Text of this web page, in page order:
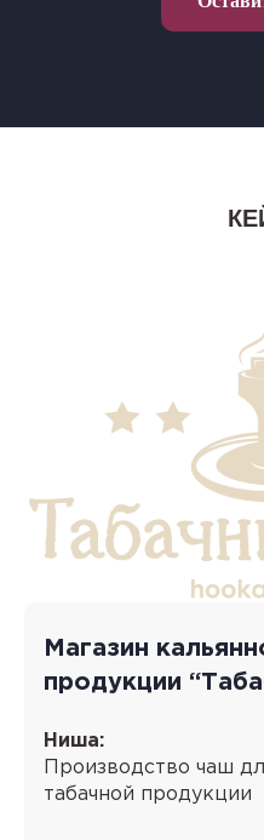
Магазин
продукции
Ниша:
Производство чаш
табачной продукции